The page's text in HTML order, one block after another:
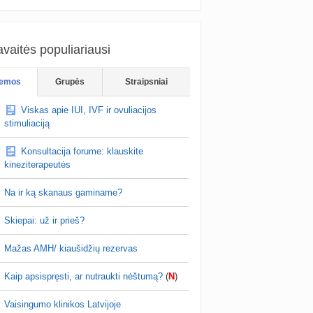
populiariausi
Grupės Straipsniai
Viskas apie IUI, IVF ir ovuliacijos
stimuliaciją
Konsultacija forume: klauskite
kineziterapeutės
Na ir ką skanaus gaminame?
Skiepai: už ir prieš?
Mažas AMH/ kiaušidžių rezervas
Kaip apsispręsti, ar nutraukti nėštumą? (N)
Vaisingumo klinikos Latvijoje